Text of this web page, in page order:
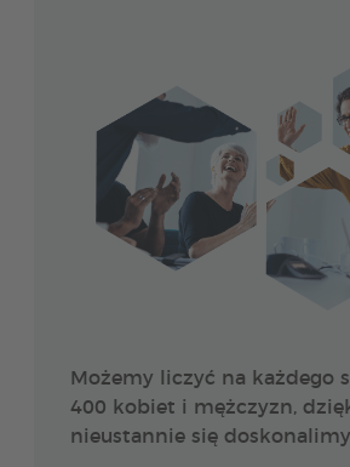
Możemy liczyć na każdego
400 kobiet i mężczyzn,
nieustannie się